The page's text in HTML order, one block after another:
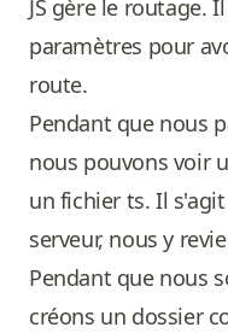
JS gère le routage.
paramètres pour
route.
Pendant que nous
nous pouvons voir
un fichier ts. Il
serveur, nous y
Pendant que nous
créons un dossier